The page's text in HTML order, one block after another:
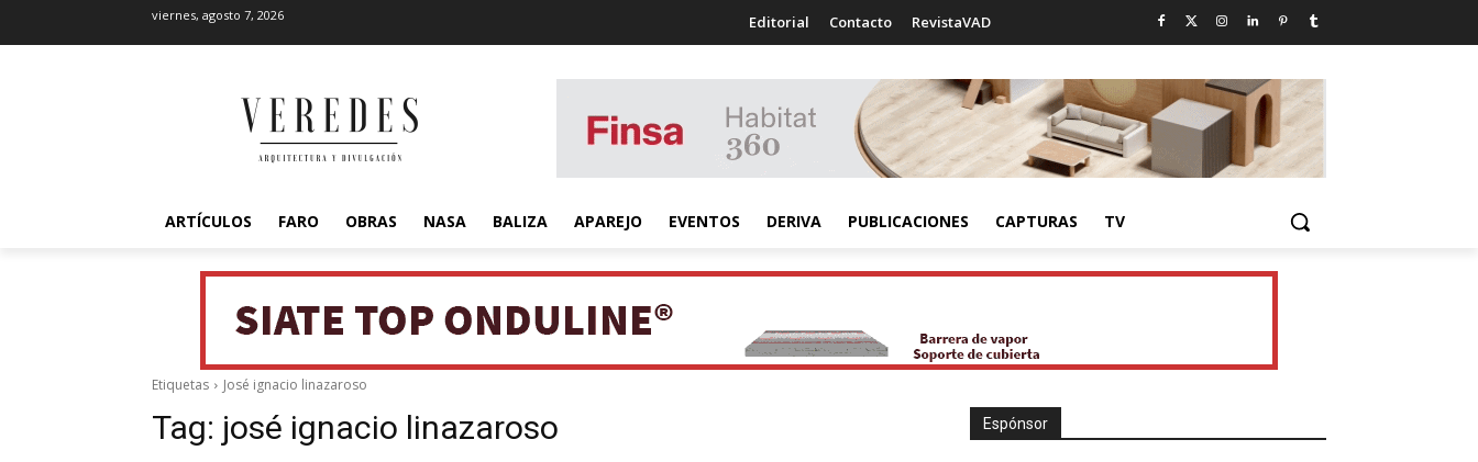
viernes, agosto 7, 2026 Editorial Contacto RevistaVAD
ARTÍCULOS FARO OBRAS NASA BALIZA APAREJO EVENTOS DERIVA PUBLICACIONES CAPTURAS TV
Etiquetas José ignacio linazaroso
Tag: josé ignacio linazaroso Espónsor